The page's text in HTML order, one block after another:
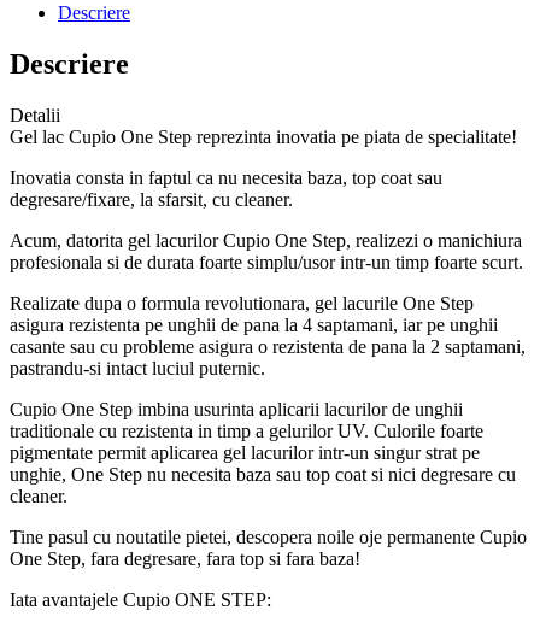
Descriere
Descriere
Detalii
Gel lac Cupio One Step reprezinta inovatia pe piata de specialitate!
Inovatia consta in faptul ca nu necesita baza, top coat sau
degresare/fixare, la sfarsit, cu cleaner.
Acum, datorita gel lacurilor Cupio One Step, realizezi o manichiura
profesionala si de durata foarte simplu/usor intr-un timp foarte scurt.
Realizate dupa o formula revolutionara, gel lacurile One Step
asigura rezistenta pe unghii de pana la 4 saptamani, iar pe unghii
casante sau cu probleme asigura o rezistenta de pana la 2 saptamani,
pastrandu-si intact luciul puternic.
Cupio One Step imbina usurinta aplicarii lacurilor de unghii
traditionale cu rezistenta in timp a gelurilor UV. Culorile foarte
pigmentate permit aplicarea gel lacurilor intr-un singur strat pe
unghie, One Step nu necesita baza sau top coat si nici degresare cu
cleaner.
Tine pasul cu noutatile pietei, descopera noile oje permanente Cupio
One Step, fara degresare, fara top si fara baza!
Iata avantajele Cupio ONE STEP: